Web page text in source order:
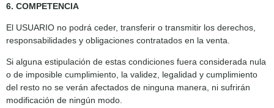
6. COMPETENCIA
El USUARIO no podrá ceder, transferir o transmitir los derechos,
responsabilidades y obligaciones contratados en la venta.
Si alguna estipulación de estas condiciones fuera considerada nula
o de imposible cumplimiento, la validez, legalidad y cumplimiento
del resto no se verán afectados de ninguna manera, ni sufrirán
modificación de ningún modo.